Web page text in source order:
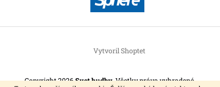
Vytvoril Shoptet
Copyright 2026Svet hudby. Všetky práva vyhradené.